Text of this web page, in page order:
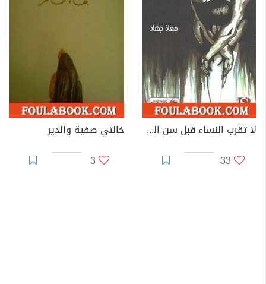
لا تقرب النساء قبل سن الخامسة والعشرين
33
خالتي صفية والدير
3